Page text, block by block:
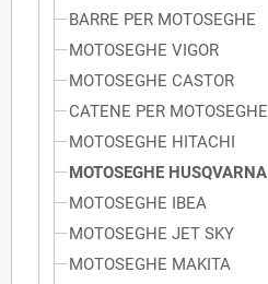
BARRE PER MOTOSEGHE
MOTOSEGHE VIGOR
MOTOSEGHE CASTOR
CATENE PER MOTOSEGHE
MOTOSEGHE HITACHI
MOTOSEGHE HUSQVARNA
MOTOSEGHE IBEA
MOTOSEGHE JET SKY
MOTOSEGHE MAKITA